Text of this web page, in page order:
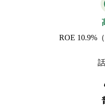
ROE 10.9%